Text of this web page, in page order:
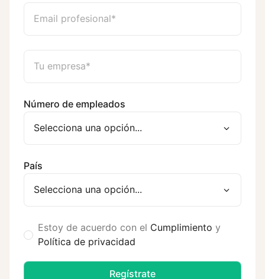
Número de empleados
País
Estoy de acuerdo con el Cumplimiento y
Política de privacidad